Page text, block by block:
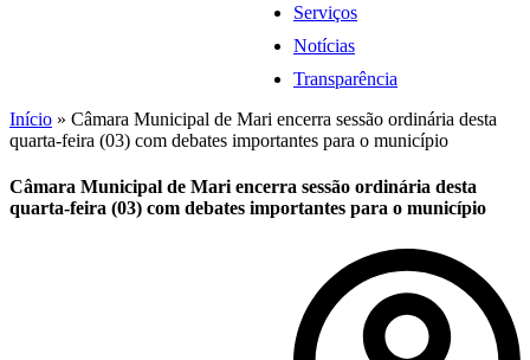
Serviços
Notícias
Transparência
Início » Câmara Municipal de Mari encerra sessão ordinária desta
quarta-feira (03) com debates importantes para o município
Câmara Municipal de Mari encerra sessão ordinária desta
quarta-feira (03) com debates importantes para o município